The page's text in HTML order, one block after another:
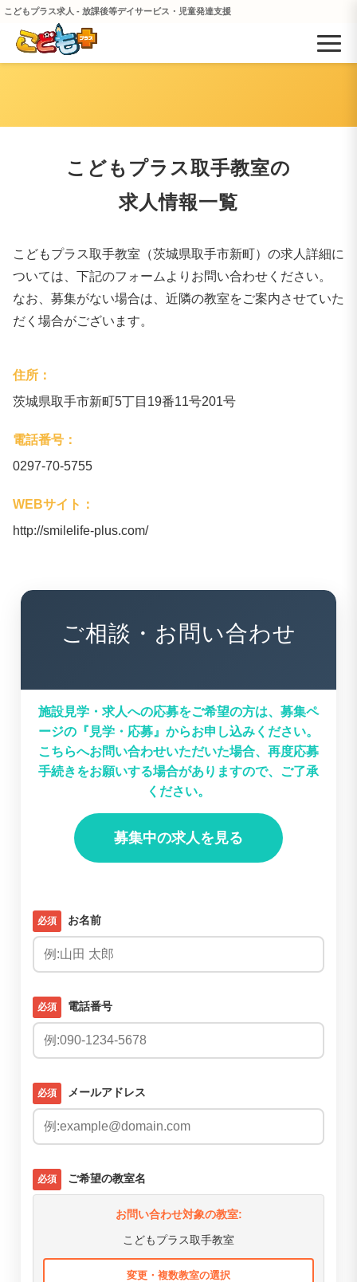
こどもプラス求人 - 放課後等デイサービス・児童発達支援
こどもプラス取手教室の
求人情報一覧
こどもプラス取手教室（茨城県取手市新町）の求人詳細に
ついては、下記のフォームよりお問い合わせください。
なお、募集がない場合は、近隣の教室をご案内させていた
だく場合がございます。
住所：
茨城県取手市新町5丁目19番11号201号
電話番号：
0297-70-5755
WEBサイト：
http://smilelife-plus.com/
ご相談・お問い合わせ
施設見学・求人への応募をご希望の方は、募集ペ
ージの『見学・応募』からお申し込みください。
こちらへお問い合わせいただいた場合、再度応募
手続きをお願いする場合がありますので、ご了承
ください。
募集中の求人を見る
必須 お名前
必須 電話番号
必須 メールアドレス
必須 ご希望の教室名
お問い合わせ対象の教室:
こどもプラス取手教室
変更・複数教室の選択